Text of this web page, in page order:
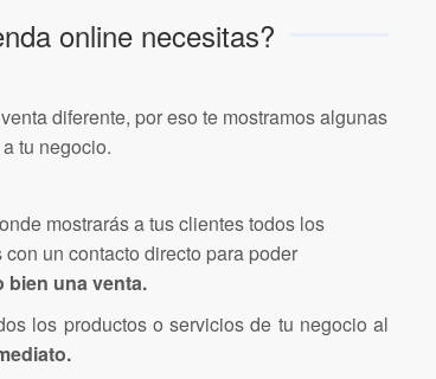
online necesitas?
diferente, por eso te mostramos algunas
tu negocio.
mostrarás a tus clientes todos los
un contacto directo para poder
una venta.
los productos o servicios de tu negocio al